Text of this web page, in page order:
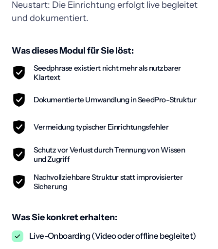
Neustart: Die Einrichtung erfolgt live
und dokumentiert.
Was dieses Modul für Sie löst:
Seedphrase existiert nicht mehr als nutzbarer
Klartext
Dokumentierte Umwandlung in SeedPro-Struktur
Vermeidung typischer Einrichtungsfehler
Schutz vor Verlust durch Trennung von Wissen
und Zugriff
Nachvollziehbare Struktur statt improvisierter
Sicherung
Was Sie konkret erhalten:
Live-Onboarding (Video oder offline begleitet)